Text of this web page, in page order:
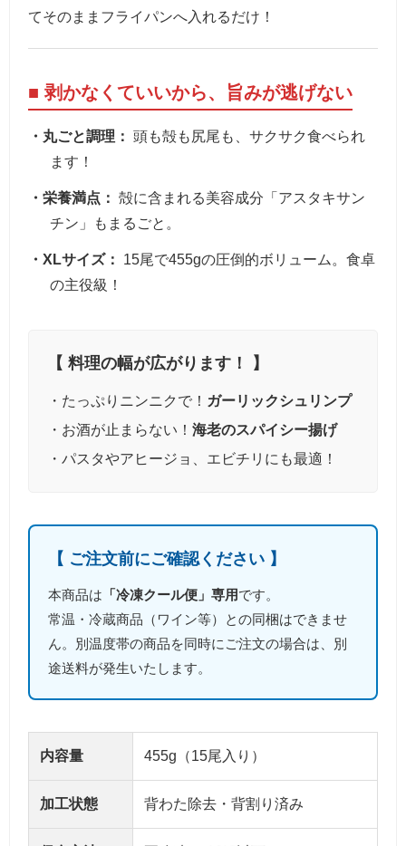
てそのままフライパンへ入れるだけ！
■ 剥かなくていいから、旨みが逃げない
・丸ごと調理： 頭も殻も尻尾も、サクサク食べられ
ます！
・栄養満点： 殻に含まれる美容成分「アスタキサン
チン」もまるごと。
・XLサイズ：
15尾で455gの圧倒的ボリューム。食卓
の主役級！
【 料理の幅が広がります！ 】
・たっぷりニンニクで！ ガーリックシュリンプ
・お酒が止まらない！ 海老のスパイシー揚げ
・パスタやアヒージョ、エビチリにも最適！
【 ご注文前にご確認ください 】
本商品は 「冷凍クール便」専用です。
常温・冷蔵商品（ワイン等）との同梱はできませ
ん。別温度帯の商品を同時にご注文の場合は、別
途送料が発生いたします。
内容量 455g（15尾入り）
加工状態 背わた除去・背割り済み